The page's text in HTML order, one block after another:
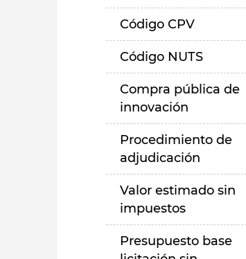
Código CPV
Código NUTS
Compra pública de
innovación
Procedimiento de
adjudicación
Valor estimado sin
impuestos
Presupuesto base